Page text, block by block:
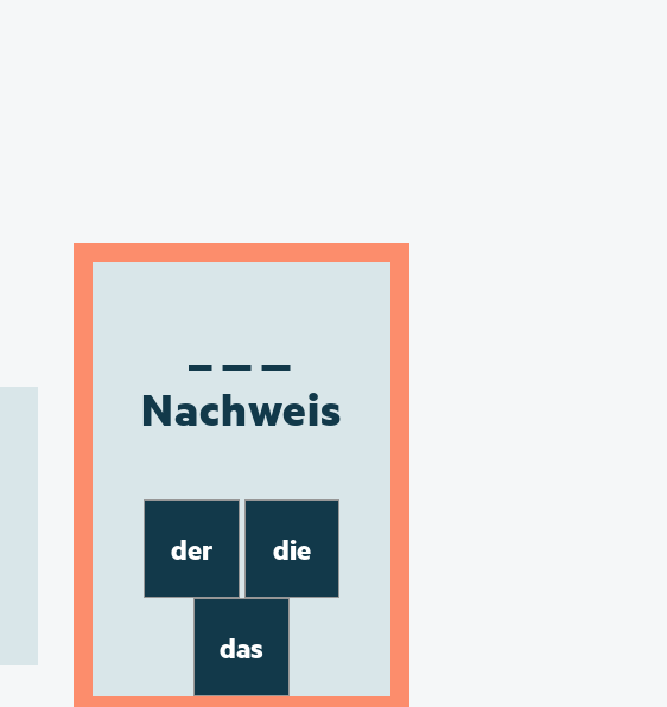
Nachweis
der die
das